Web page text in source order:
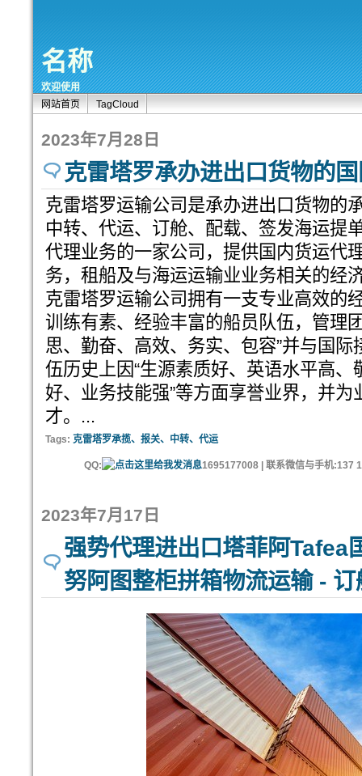
名称
欢迎使用
网站首页
TagCloud
2023年7月28日
克雷塔罗承办进出口货物的
克雷塔罗运输公司是承办进出口货物的
中转、代运、订舱、配载、签发海运提
代理业务的一家公司，提供国内货运代
务，租船及与海运运输业业务相关的经
克雷塔罗运输公司拥有一支专业高效的
训练有素、经验丰富的船员队伍，管理
思、勤奋、高效、务实、包容”并与国
伍历史上因“生源素质好、英语水平高
好、业务技能强”等方面享誉业界，并
才。...
Tags: 克雷塔罗承揽、报关、中转、代运
QQ: 1695177008 | 联系微信与手机:137
2023年7月17日
强势代理进出口塔菲阿Tafea
努阿图整柜拼箱物流运输 -